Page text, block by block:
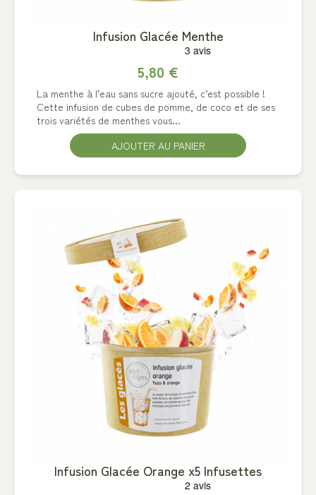
Infusion Glacée Menthe
5,80 €
La menthe à l’eau sans sucre ajouté, c’est possible !
Cette infusion de cubes de pomme, de coco et de ses
trois variétés de menthes vous...
AJOUTER AU PANIER
Infusion Glacée Orange x5 Infusettes